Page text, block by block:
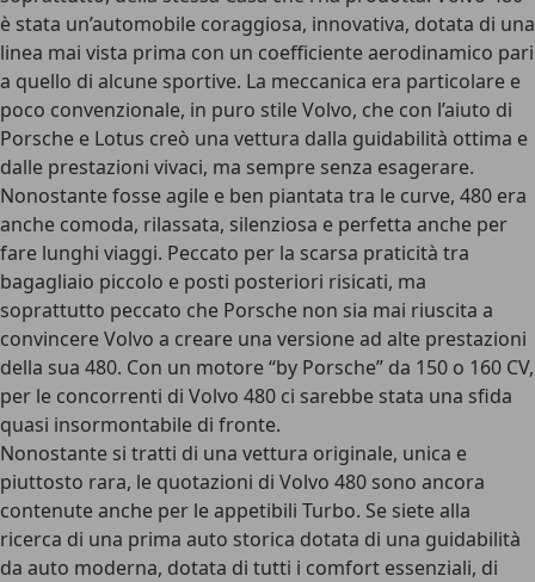
è stata un’automobile coraggiosa, innovativa, dotata di una
linea mai vista prima con un coefficiente aerodinamico pari
a quello di alcune sportive. La meccanica era particolare e
poco convenzionale, in puro stile Volvo, che con l’aiuto di
Porsche e Lotus creò una vettura dalla guidabilità ottima e
dalle prestazioni vivaci, ma sempre senza esagerare.
Nonostante fosse agile e ben piantata tra le curve, 480 era
anche comoda, rilassata, silenziosa e perfetta anche per
fare lunghi viaggi. Peccato per la scarsa praticità tra
bagagliaio piccolo e posti posteriori risicati, ma
soprattutto peccato che Porsche non sia mai riuscita a
convincere Volvo a creare una versione ad alte prestazioni
della sua 480. Con un motore “by Porsche” da 150 o 160 CV,
per le concorrenti di Volvo 480 ci sarebbe stata una sfida
quasi insormontabile di fronte.
Nonostante si tratti di una vettura originale, unica e
piuttosto rara, le quotazioni di Volvo 480 sono ancora
contenute anche per le appetibili Turbo. Se siete alla
ricerca di una prima auto storica dotata di una guidabilità
da auto moderna, dotata di tutti i comfort essenziali, di